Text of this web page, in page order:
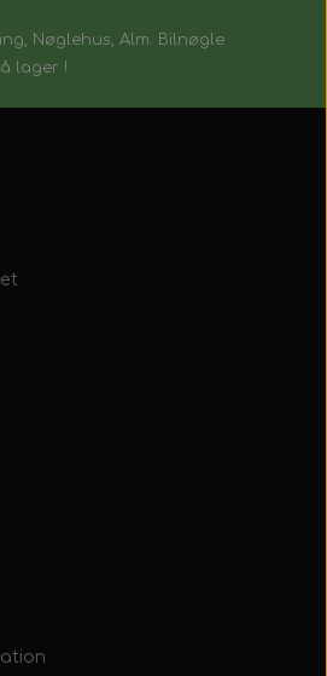
Nøglehus, Alm. Bilnøgle
lager !